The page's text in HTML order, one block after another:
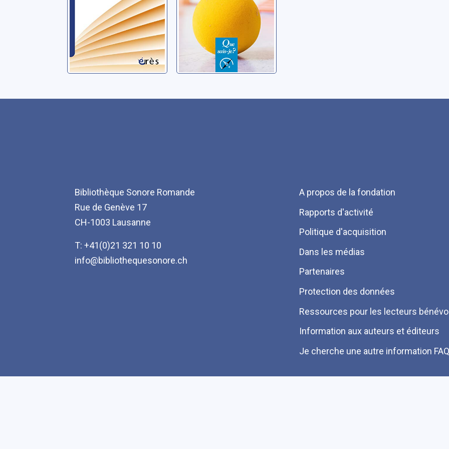
Bibliothèque Sonore Romande
Rue de Genève 17
CH-1003 Lausanne
T: +41(0)21 321 10 10
info@bibliothequesonore.ch
Menu
Pied
de
page
A propos de la fondation
Rapports d'activité
Politique d'acquisition
Dans les médias
Partenaires
Protection des données
Ressources pour les lecteurs
Information aux auteurs et éditeurs
Je cherche une autre information